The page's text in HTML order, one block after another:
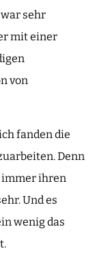
sehr
mit einer
von
fanden die
Denn
immer ihren
Und es
wenig das